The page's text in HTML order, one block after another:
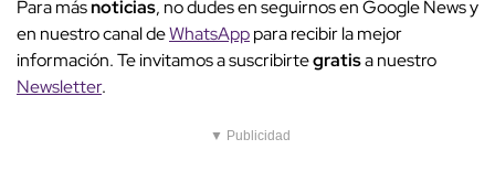
Para másnoticias, no dudes en seguirnos en Google News y
en nuestro canal deWhatsApppara recibir la mejor
información. Te invitamos a suscribirtegratisa nuestro
Newsletter.
▼ Publicidad